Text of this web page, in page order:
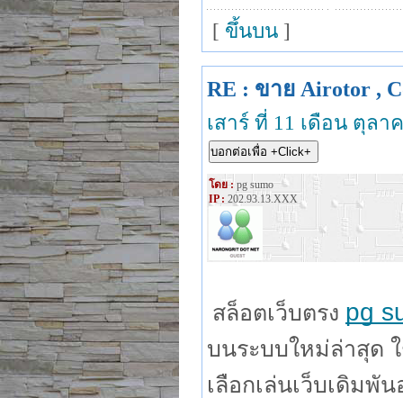
[ ขึ้นบน ]
RE : ขาย Airotor ,
เสาร์ ที่ 11 เดือน ตุลา
โดย :pg sumo
IP : 202.93.13.XXX
สล็อตเว็บตรง pg
บนระบบใหม่ล่าสุด
เลือกเล่นเว็บเดิมพั